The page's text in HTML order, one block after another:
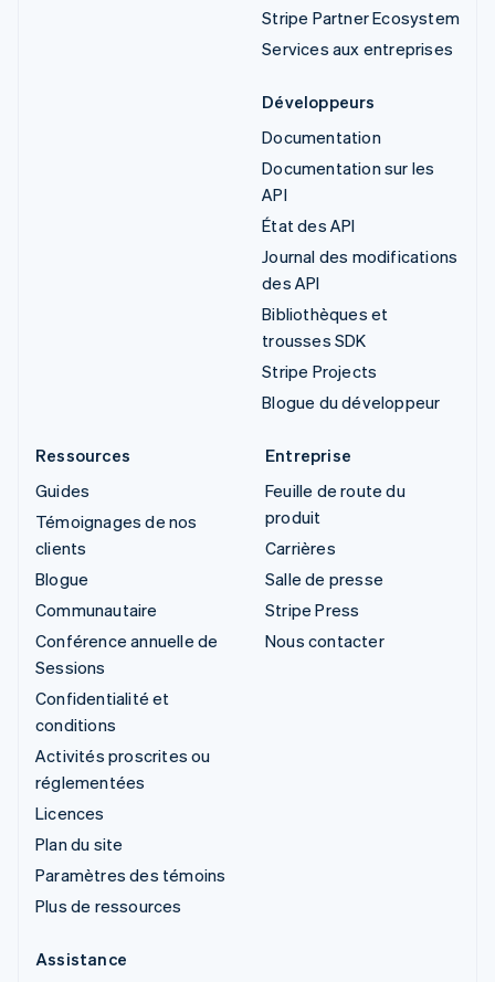
Stripe Partner Ecosystem
Services aux entreprises
Développeurs
Documentation
Documentation sur les
API
État des API
Journal des modifications
des API
Bibliothèques et
trousses SDK
Stripe Projects
Blogue du développeur
Ressources
Guides
Témoignages de nos
clients
Blogue
Communautaire
Conférence annuelle de
Sessions
Confidentialité et
conditions
Activités proscrites ou
réglementées
Licences
Plan du site
Paramètres des témoins
Plus de ressources
Entreprise
Feuille de route du
produit
Carrières
Salle de presse
Stripe Press
Nous contacter
Assistance